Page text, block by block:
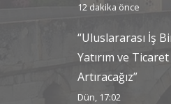
12 dakika önce
“Uluslararası İş
Yatırım ve
Artıracağız”
Dün, 17:02